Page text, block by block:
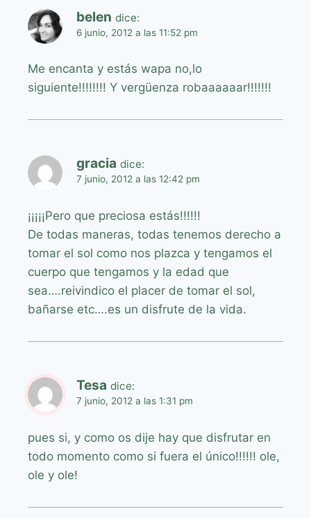
belen dice:
6 junio, 2012 a las 11:52 pm
Me encanta y estás wapa no,lo
siguiente!!!!!!!! Y vergüenza robaaaaaar!!!!!!!
gracia dice:
7 junio, 2012 a las 12:42 pm
¡¡¡¡¡Pero que preciosa estás!!!!!!
De todas maneras, todas tenemos derecho a
tomar el sol como nos plazca y tengamos el
cuerpo que tengamos y la edad que
sea….reivindico el placer de tomar el sol,
bañarse etc….es un disfrute de la vida.
Tesa dice:
7 junio, 2012 a las 1:31 pm
pues si, y como os dije hay que disfrutar en
todo momento como si fuera el único!!!!!! ole,
ole y ole!